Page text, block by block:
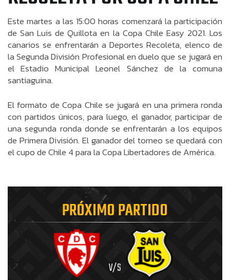
Este martes a las 15:00 horas comenzará la participación
de San Luis de Quillota en la Copa Chile Easy 2021. Los
canarios se enfrentarán a Deportes Recoleta, elenco de
la Segunda División Profesional en duelo que se jugará en
el Estadio Municipal Leonel Sánchez de la comuna
santiaguina.
El formato de Copa Chile se jugará en una primera ronda
con partidos únicos, para luego, el ganador, participar de
una segunda ronda donde se enfrentarán a los equipos
de Primera División. El ganador del torneo se quedará con
el cupo de Chile 4 para la Copa Libertadores de América.
PRÓXIMO PARTIDO
V/S